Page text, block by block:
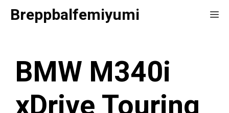
SaltarBreppbalfemiyumi
BMW M340i